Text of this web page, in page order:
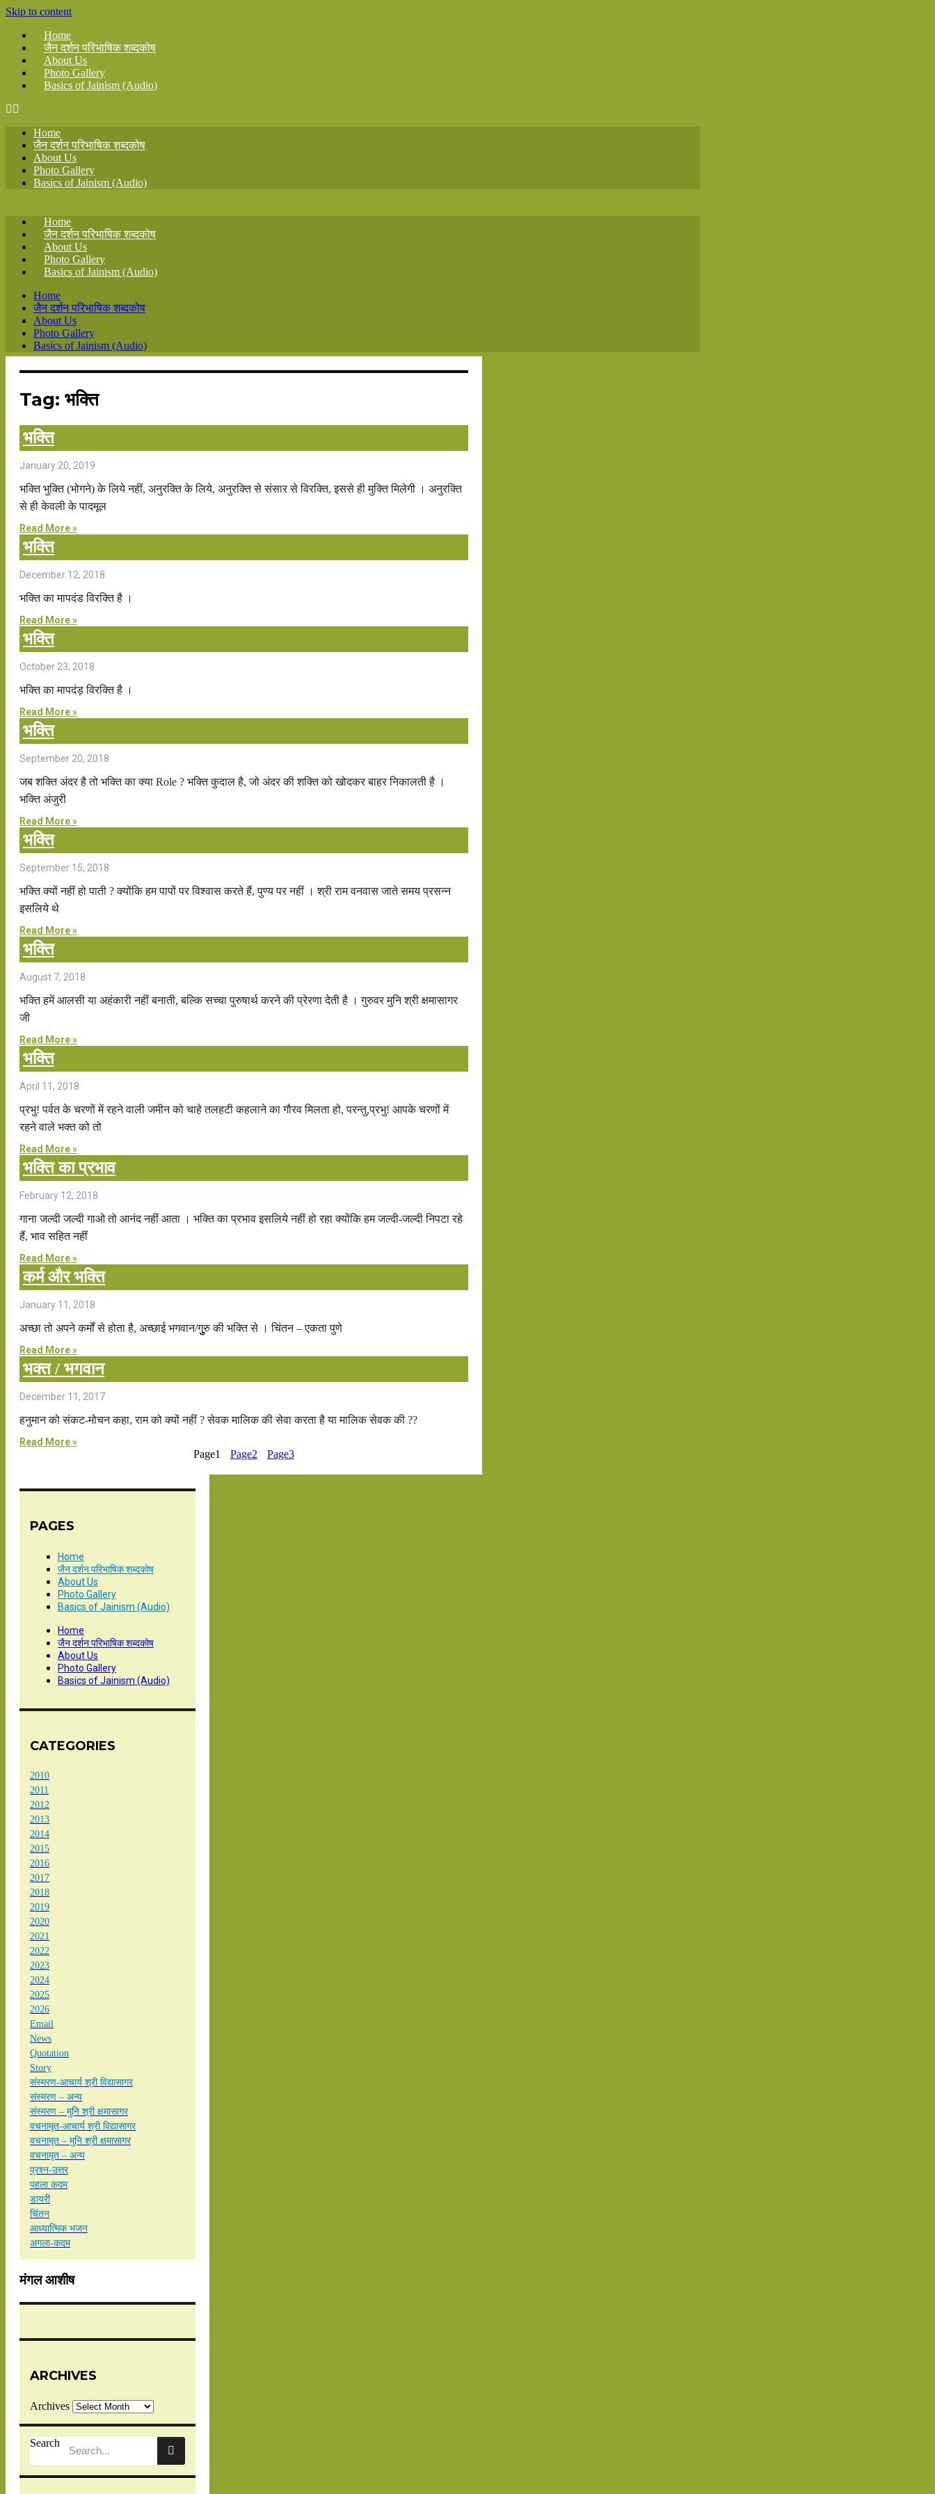
Skip to content
Home
जैन दर्शन परिभाषिक शब्दकोष
About Us
Photo Gallery
Basics of Jainism (Audio)
Home
जैन दर्शन परिभाषिक शब्दकोष
About Us
Photo Gallery
Basics of Jainism (Audio)
Home
जैन दर्शन परिभाषिक शब्दकोष
About Us
Photo Gallery
Basics of Jainism (Audio)
Home
जैन दर्शन परिभाषिक शब्दकोष
About Us
Photo Gallery
Basics of Jainism (Audio)
Tag: भक्ति
भक्ति
January 20, 2019
भक्ति भुक्ति (भोगने) के लिये नहीं, अनुरक्ति के लिये, अनुरक्ति से संसार से विरक्ति, इससे ही मुक्ति मिलेगी । अनुरक्ति
से ही केवली के पादमूल
Read More »
भक्ति
December 12, 2018
भक्ति का मापदंड विरक्ति है ।
Read More »
भक्ति
October 23, 2018
भक्ति का मापदंड़ विरक्ति है ।
Read More »
भक्ति
September 20, 2018
जब शक्ति अंदर है तो भक्ति का क्या Role ? भक्ति कुदाल है, जो अंदर की शक्ति को खोदकर बाहर निकालती है ।
भक्ति अंजुरी
Read More »
भक्ति
September 15, 2018
भक्ति क्यों नहीं हो पाती ? क्योंकि हम पापों पर विश्वास करते हैं, पुण्य पर नहीं । श्री राम वनवास जाते समय प्रसन्न
इसलिये थे
Read More »
भक्ति
August 7, 2018
भक्ति हमें आलसी या अहंकारी नहीं बनाती, बल्कि सच्चा पुरुषार्थ करने की प्रेरणा देती है । गुरुवर मुनि श्री क्षमासागर
जी
Read More »
भक्ति
April 11, 2018
प्रभु! पर्वत के चरणों में रहने वाली जमीन को चाहे तलहटी कहलाने का गौरव मिलता हो, परन्तु,प्रभु! आपके चरणों में
रहने वाले भक्त को तो
Read More »
भक्ति का प्रभाव
February 12, 2018
गाना जल्दी जल्दी गाओ तो आनंद नहीं आता । भक्ति का प्रभाव इसलिये नहीं हो रहा क्योंकि हम जल्दी-जल्दी निपटा रहे
हैं, भाव सहित नहीं
Read More »
कर्म और भक्ति
January 11, 2018
अच्छा तो अपने कर्मों से होता है, अच्छाई भगवान/गुुुुरु की भक्ति से । चिंतन – एकता पुणे
Read More »
भक्त / भगवान
December 11, 2017
हनुमान को संकट-मोचन कहा, राम को क्यों नहीं ? सेवक मालिक की सेवा करता है या मालिक सेवक की ??
Read More »
Page1 Page2 Page3
PAGES
Home
जैन दर्शन परिभाषिक शब्दकोष
About Us
Photo Gallery
Basics of Jainism (Audio)
Home
जैन दर्शन परिभाषिक शब्दकोष
About Us
Photo Gallery
Basics of Jainism (Audio)
CATEGORIES
2010
2011
2012
2013
2014
2015
2016
2017
2018
2019
2020
2021
2022
2023
2024
2025
2026
Email
News
Quotation
Story
संस्मरण-आचार्य श्री विद्यासागर
संस्मरण – अन्य
संस्मरण – मुनि श्री क्षमासागर
वचनामृत-आचार्य श्री विद्यासागर
वचनामृत – मुनि श्री क्षमासागर
वचनामृत – अन्य
प्रश्न-उत्तर
पहला कदम
डायरी
चिंतन
आध्यात्मिक भजन
अगला-कदम
मंगल आशीष
ARCHIVES
Archives
Search